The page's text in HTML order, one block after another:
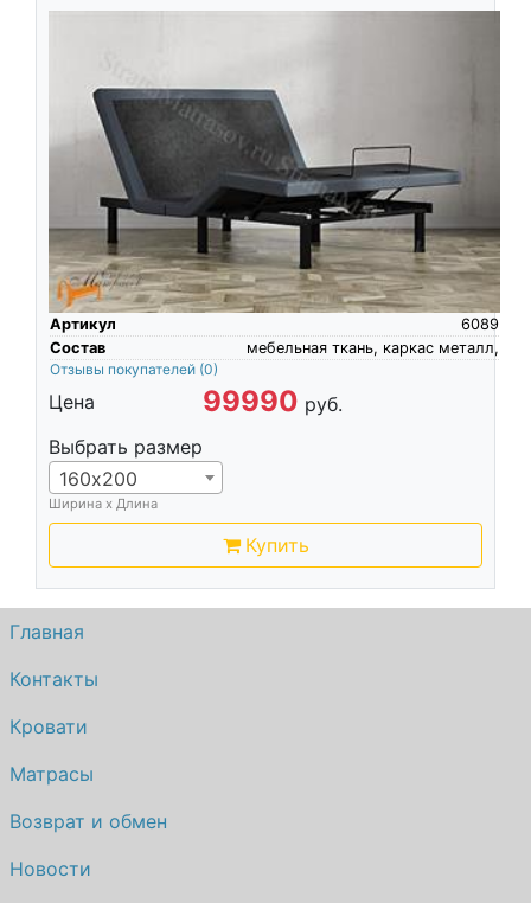
Артикул
6089
Состав
мебельная ткань, каркас металл,
Отзывы покупателей (0)
Цена 99990 руб.
Выбрать размер
160х200
Ширина х Длина
Купить
Главная
Контакты
Кровати
Матрасы
Возврат и обмен
Новости